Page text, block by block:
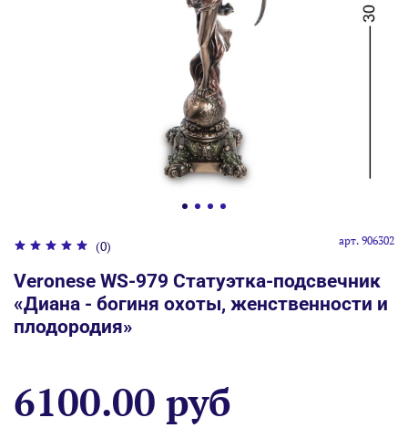
(0) арт. 906302
Veronese WS-979 Статуэтка-подсвечник
«Диана - богиня охоты, женственности и
плодородия»
6100.00 руб